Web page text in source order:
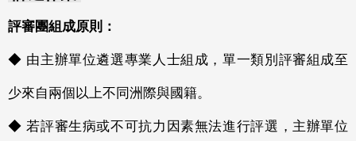
評審團組成原則：
◆ 由主辦單位遴選專業人士組成，單一類別評審組成至
少來自兩個以上不同洲際與國籍。
◆ 若評審生病或不可抗力因素無法進行評選，主辦單位